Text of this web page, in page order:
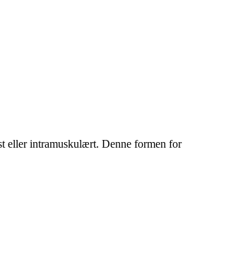
eller intramuskulært. Denne formen for